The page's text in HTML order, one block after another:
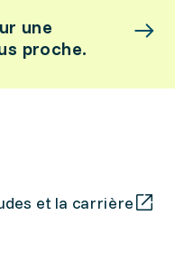
une
proche.
et la carrière